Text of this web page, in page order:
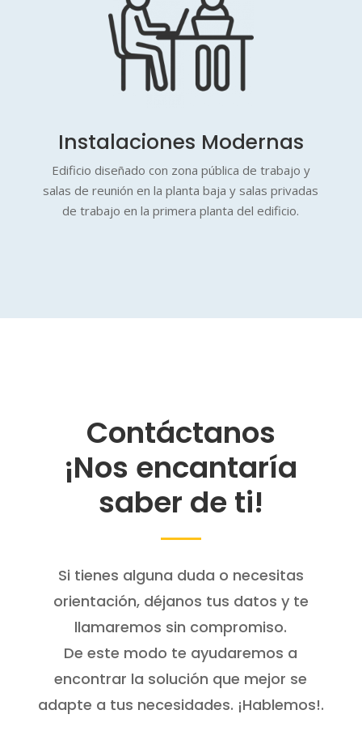
Instalaciones Modernas
Edificio diseñado con zona pública de trabajo y
salas de reunión en la planta baja y salas privadas
de trabajo en la primera planta del edificio.
Contáctanos
¡Nos encantaría
saber de ti!
Si tienes alguna duda o necesitas
orientación, déjanos tus datos y te
llamaremos sin compromiso.
De este modo te ayudaremos a
encontrar la solución que mejor se
adapte a tus necesidades. ¡Hablemos!.